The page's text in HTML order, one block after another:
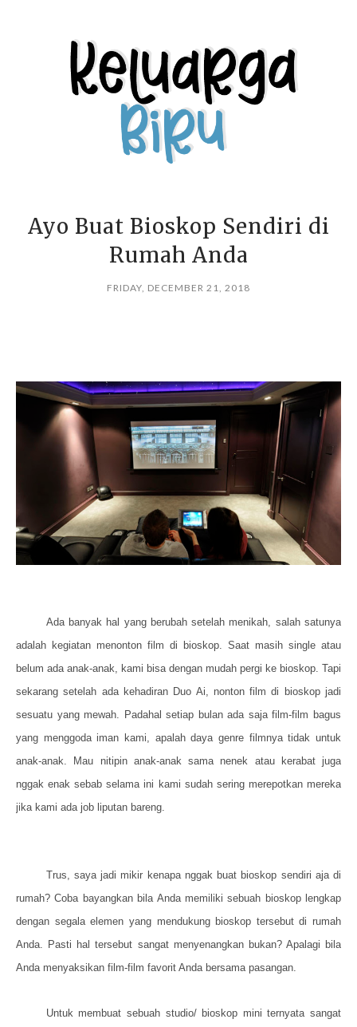
Ayo Buat Bioskop Sendiri di
Rumah Anda
FRIDAY, DECEMBER 21, 2018
Ada banyak hal yang berubah setelah menikah, salah satunya
adalah kegiatan menonton film di bioskop. Saat masih single atau
belum ada anak-anak, kami bisa dengan mudah pergi ke bioskop. Tapi
sekarang setelah ada kehadiran Duo Ai, nonton film di bioskop jadi
sesuatu yang mewah. Padahal setiap bulan ada saja film-film bagus
yang menggoda iman kami, apalah daya genre filmnya tidak untuk
anak-anak. Mau nitipin anak-anak sama nenek atau kerabat juga
nggak enak sebab selama ini kami sudah sering merepotkan mereka
jika kami ada job liputan bareng.
Trus, saya jadi mikir kenapa nggak buat bioskop sendiri aja di
rumah? Coba bayangkan bila Anda memiliki sebuah bioskop lengkap
dengan segala elemen yang mendukung bioskop tersebut di rumah
Anda. Pasti hal tersebut sangat menyenangkan bukan? Apalagi bila
Anda menyaksikan film-film favorit Anda bersama pasangan.
Untuk membuat sebuah studio/ bioskop mini ternyata sangat